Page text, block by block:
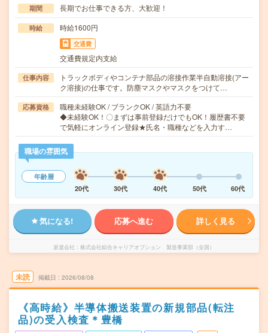
期間 長期でお仕事できる方、大歓迎！
時給 時給1600円
交通費
交通費規定内支給
仕事内容
トラックボディやコンテナ部品の溶接作業半自動溶接(アー
ク溶接)の仕事です。防塵マスクやマスクをつけて…
応募資格
職種未経験OK / ブランクOK / 英語力不要
◆未経験OK！〇まずは事前登録だけでもOK！履歴書不要
で気軽にオンライン登録★氏名・職種などを入力す…
職場の雰囲気
年齢層
20代
30代 40代 50代 60代
気になる! 応募へ進む 詳しく見る
派遣会社 株式会社綜合キャリアオプション 製造事業部（全国）
未読 掲載日 2026/08/08
《高時給》半導体搬送装置の新規部品(転注
品)の受入検査＊豊橋